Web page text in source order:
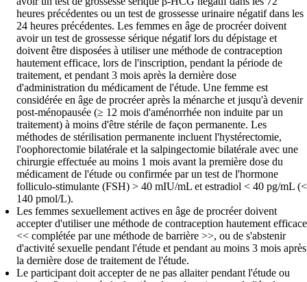
heures précédentes ou un test de grossesse urinaire négatif dans les
24 heures précédentes. Les femmes en âge de procréer doivent
avoir un test de grossesse sérique négatif lors du dépistage et
doivent être disposées à utiliser une méthode de contraception
hautement efficace, lors de l'inscription, pendant la période de
traitement, et pendant 3 mois après la dernière dose
d'administration du médicament de l'étude. Une femme est
considérée en âge de procréer après la ménarche et jusqu'à devenir
post-ménopausée (≥ 12 mois d'aménorrhée non induite par un
traitement) à moins d'être stérile de façon permanente. Les
méthodes de stérilisation permanente incluent l'hystérectomie,
l'oophorectomie bilatérale et la salpingectomie bilatérale avec une
chirurgie effectuée au moins 1 mois avant la première dose du
médicament de l'étude ou confirmée par un test de l'hormone
folliculo-stimulante (FSH) > 40 mIU/mL et estradiol < 40 pg/mL (<
140 pmol/L).
Les femmes sexuellement actives en âge de procréer doivent
accepter d'utiliser une méthode de contraception hautement efficace
<< complétée par une méthode de barrière >>, ou de s'abstenir
d'activité sexuelle pendant l'étude et pendant au moins 3 mois après
la dernière dose de traitement de l'étude.
Le participant doit accepter de ne pas allaiter pendant l'étude ou